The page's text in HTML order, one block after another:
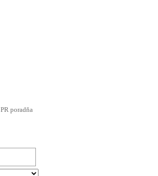
PR poradňa